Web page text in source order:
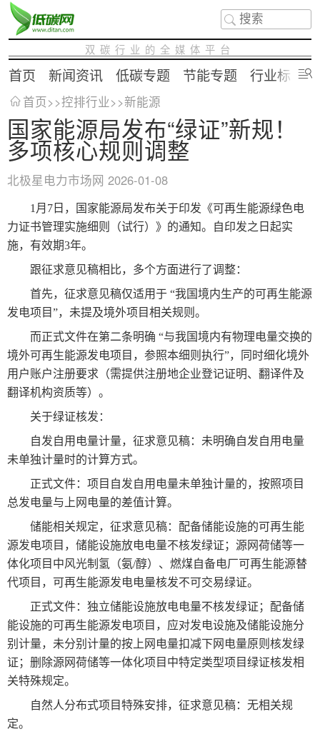
双碳行业的全媒体平台
首页 新闻资讯 低碳专题 节能专题 行业标准
首页>>控排行业>>新能源
国家能源局发布“绿证”新规！
多项核心规则调整
北极星电力市场网 2026-01-08
1月7日，国家能源局发布关于印发《可再生能源绿色电
力证书管理实施细则（试行）》的通知。自印发之日起实
施，有效期3年。
跟征求意见稿相比，多个方面进行了调整：
首先，征求意见稿仅适用于 “我国境内生产的可再生能源
发电项目”，未提及境外项目相关规则。
而正式文件在第二条明确 “与我国境内有物理电量交换的
境外可再生能源发电项目，参照本细则执行”，同时细化境外
用户账户注册要求（需提供注册地企业登记证明、翻译件及
翻译机构资质等）。
关于绿证核发：
自发自用电量计量，征求意见稿：未明确自发自用电量
未单独计量时的计算方式。
正式文件：项目自发自用电量未单独计量的，按照项目
总发电量与上网电量的差值计算。
储能相关规定，征求意见稿：配备储能设施的可再生能
源发电项目，储能设施放电电量不核发绿证；源网荷储等一
体化项目中风光制氢（氨/醇）、燃煤自备电厂可再生能源替
代项目，可再生能源发电电量核发不可交易绿证。
正式文件：独立储能设施放电电量不核发绿证；配备储
能设施的可再生能源发电项目，应对发电设施及储能设施分
别计量，未分别计量的按上网电量扣减下网电量原则核发绿
证；删除源网荷储等一体化项目中特定类型项目绿证核发相
关特殊规定。
自然人分布式项目特殊安排，征求意见稿：无相关规
定。